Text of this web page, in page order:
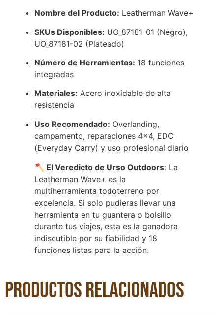
Nombre del Producto: Leatherman Wave+
SKUs Disponibles: UO_87181-01 (Negro),
UO_87181-02 (Plateado)
Número de Herramientas: 18 funciones
integradas
Materiales: Acero inoxidable de alta
resistencia
Uso Recomendado: Overlanding,
campamento, reparaciones 4×4, EDC
(Everyday Carry) y uso profesional diario
🪓 El Veredicto de Urso Outdoors: La
Leatherman Wave+ es la
multiherramienta todoterreno por
excelencia. Si solo pudieras llevar una
herramienta en tu guantera o bolsillo
durante tus viajes, esta es la ganadora
indiscutible por su fiabilidad y 18
funciones listas para la acción.
Productos relacionados